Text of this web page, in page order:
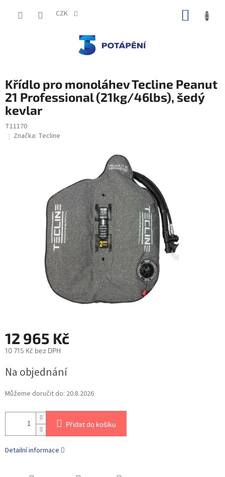
CZK
Křídlo pro monoláhev Tecline Peanut
21 Professional (21kg/46lbs), šedý
kevlar
T11170
Značka: Tecline
12 965 Kč
10 715 Kč bez DPH
Na objednání
Můžeme doručit do: 20.8.2026
Přidat do košíku
Detailní informace